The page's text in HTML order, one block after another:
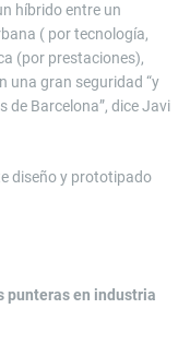
híbrido entre un
( por tecnología,
(por prestaciones),
una gran seguridad “y
de Barcelona”, dice Javi
diseño y prototipado
punteras en industria